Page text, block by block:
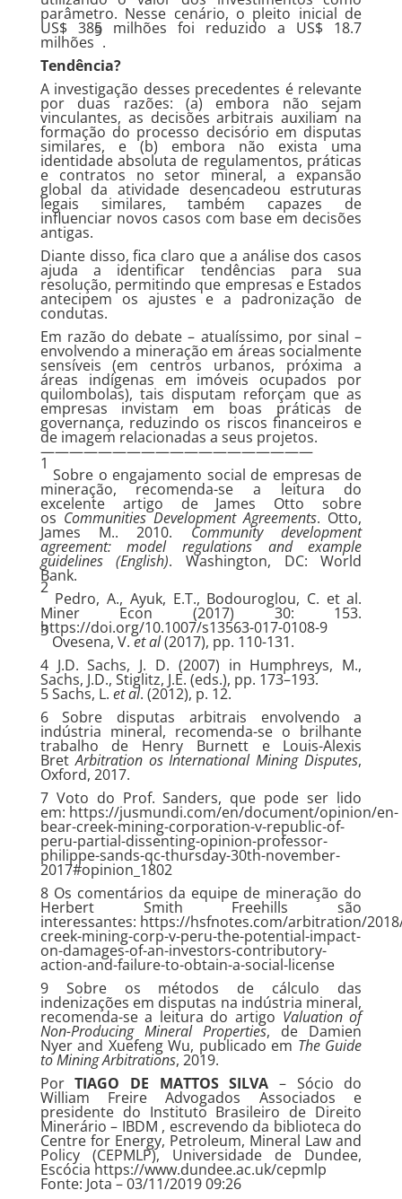
parâmetro. Nesse cenário, o pleito inicial de
US$ 385 milhões foi reduzido a US$ 18.7
milhões
9
.
Tendência?
A investigação desses precedentes é relevante
por duas razões: (a) embora não sejam
vinculantes, as decisões arbitrais auxiliam na
formação do processo decisório em disputas
similares, e (b) embora não exista uma
identidade absoluta de regulamentos, práticas
e contratos no setor mineral, a expansão
global da atividade desencadeou estruturas
legais similares, também capazes de
influenciar novos casos com base em decisões
antigas.
Diante disso, fica claro que a análise dos casos
ajuda a identificar tendências para sua
resolução, permitindo que empresas e Estados
antecipem os ajustes e a padronização de
condutas.
Em razão do debate – atualíssimo, por sinal –
envolvendo a mineração em áreas socialmente
sensíveis (em centros urbanos, próxima a
áreas indígenas em imóveis ocupados por
quilombolas), tais disputam reforçam que as
empresas invistam em boas práticas de
governança, reduzindo os riscos financeiros e
de imagem relacionadas a seus projetos.
———————————————————
1
Sobre o engajamento social de empresas de
mineração, recomenda-se a leitura do
excelente artigo de James Otto sobre
os Communities Development Agreements. Otto,
James M.. 2010. Community development
agreement: model regulations and example
guidelines (English). Washington, DC: World
Bank.
2
Pedro, A., Ayuk, E.T., Bodouroglou, C. et al.
Miner Econ (2017) 30: 153.
https://doi.org/10.1007/s13563-017-0108-9
3
Ovesena, V.et al(2017), pp. 110-131.
4 J.D. Sachs, J. D. (2007) in Humphreys, M.,
Sachs, J.D., Stiglitz, J.E. (eds.), pp. 173–193.
5 Sachs, L. et al. (2012), p. 12.
6 Sobre disputas arbitrais envolvendo a
indústria mineral, recomenda-se o brilhante
trabalho de Henry Burnett e Louis-Alexis
BretArbitration os International Mining Disputes,
Oxford, 2017.
7 Voto do Prof. Sanders, que pode ser lido
em: https://jusmundi.com/en/document/opinion/en-
bear-creek-mining-corporation-v-republic-of-
peru-partial-dissenting-opinion-professor-
philippe-sands-qc-thursday-30th-november-
2017#opinion_1802
8 Os comentários da equipe de mineração do
Herbert Smith Freehills são
interessantes: https://hsfnotes.com/arbitration/
creek-mining-corp-v-peru-the-potential-impact-
on-damages-of-an-investors-contributory-
action-and-failure-to-obtain-a-social-license
9 Sobre os métodos de cálculo das
indenizações em disputas na indústria mineral,
recomenda-se a leitura do artigo Valuation of
Non-Producing Mineral Properties, de Damien
Nyer and Xuefeng Wu, publicado em The Guide
to Mining Arbitrations, 2019.
PorTIAGO DE MATTOS SILVA – Sócio do
William Freire Advogados Associados e
presidente do Instituto Brasileiro de Direito
Minerário – IBDM , escrevendo da biblioteca do
Centre for Energy, Petroleum, Mineral Law and
Policy (CEPMLP), Universidade de Dundee,
Escócia https://www.dundee.ac.uk/cepmlp
Fonte: Jota – 03/11/2019 09:26